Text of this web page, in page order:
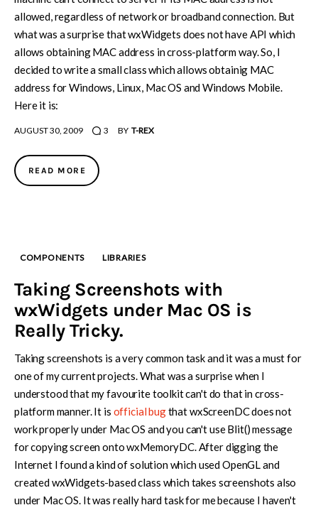
allowed, regardless of network or broadband connection. But
what was a surprise that wxWidgets does not have API which
allows obtaining MAC address in cross-platform way. So, I
decided to write a small class which allows obtainig MAC
address for Windows, Linux, Mac OS and Windows Mobile.
Here it is:
AUGUST 30, 2009 3 BY T-REX
READ MORE
COMPONENTS LIBRARIES
Taking Screenshots with
wxWidgets under Mac OS is
Really Tricky.
Taking screenshots is a very common task and it was a must for
one of my current projects. What was a surprise when I
understood that my favourite toolkit can't do that in cross-
platform manner. It is official bugthat wxScreenDC does not
work properly under Mac OS and you can't use Blit() message
for copying screen onto wxMemoryDC. After digging the
Internet I found a kind of solution which used OpenGL and
created wxWidgets-based class which takes screenshots also
under Mac OS. It was really hard task for me because I haven't